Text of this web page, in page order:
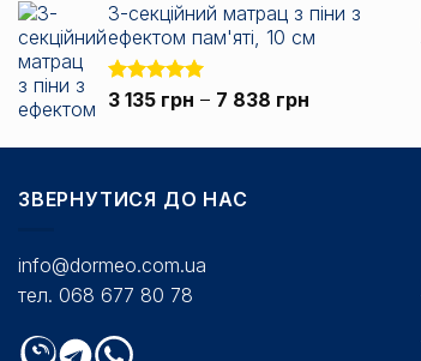
1
672 грн.
836 грн.
3-секційний матрац з піни з
ефектом пам'яті, 10 см
Оцінено в
з 5
3 135 грн – 7 838 грн
від
ЗВЕРНУТИСЯ ДО НАС
info@dormeo.com.ua
тел. 068 677 80 78